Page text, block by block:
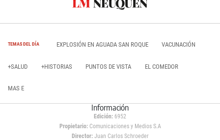
TEMAS DEL DÍA EXPLOSIÓN EN AGUADA SAN ROQUE VACUNACIÓN
+SALUD +HISTORIAS PUNTOS DE VISTA EL COMEDOR
MAS E
Información
Edición: 6952
Propietario:Comunicaciones y Medios S.A
Director: Juan Carlos Schroeder